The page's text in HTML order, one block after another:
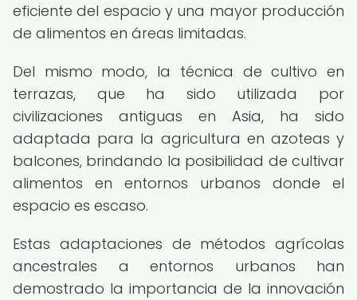
eficiente del espacio y una mayor producción
de alimentos en áreas limitadas.
Del mismo modo, la técnica de cultivo en
terrazas, que ha sido utilizada por
civilizaciones antiguas en Asia, ha sido
adaptada para la agricultura en azoteas y
balcones, brindando la posibilidad de cultivar
alimentos en entornos urbanos donde el
espacio es escaso.
Estas adaptaciones de métodos agrícolas
ancestrales a entornos urbanos han
demostrado la importancia de la innovación